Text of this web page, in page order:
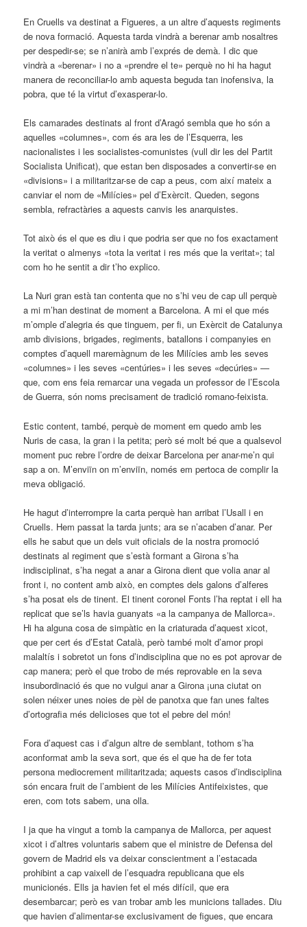
En Cruells va destinat a Figueres, a un altre d’aquests regiments
de nova formació. Aquesta tarda vindrà a berenar amb nosaltres
per despedir-se; se n’anirà amb l’exprés de demà. I dic que
vindrà a «berenar» i no a «prendre el te» perquè no hi ha hagut
manera de reconciliar-lo amb aquesta beguda tan inofensiva, la
pobra, que té la virtut d’exasperar-lo.
Els camarades destinats al front d’Aragó sembla que ho són a
aquelles «columnes», com és ara les de l’Esquer­ra, les
nacionalistes i les socialistes-comunistes (vull dir les del Partit
Socialista Unificat), que estan ben disposades a convertir-se en
«divisions» i a militaritzar-se de cap a peus, com així mateix a
canviar el nom de «Milícies» pel d’Exèrcit. Queden, segons
sembla, refractàries a aquests canvis les anarquistes.
Tot això és el que es diu i que podria ser que no fos exactament
la veritat o almenys «tota la veritat i res més que la veritat»; tal
com ho he sentit a dir t’ho explico.
La Nuri gran està tan contenta que no s’hi veu de cap ull perquè
a mi m’han destinat de moment a Barcelona. A mi el que més
m’omple d’alegria és que tinguem, per fi, un Exèrcit de Catalunya
amb divisions, brigades, regiments, batallons i companyies en
comptes d’aquell maremàgnum de les Milícies amb les seves
«columnes» i les seves «centúries» i les seves «decúries» —
que, com ens feia remarcar una vegada un professor de l’Escola
de Guerra, són noms precisament de tradició romano-feixista.
Estic content, també, perquè de moment em quedo amb les
Nuris de casa, la gran i la petita; però sé molt bé que a qualsevol
moment puc rebre l’ordre de deixar Barcelona per anar-me’n qui
sap a on. M’enviïn on m’enviïn, només em pertoca de complir la
meva obligació.
He hagut d’interrompre la carta perquè han arribat l’Usall i en
Cruells. Hem passat la tarda junts; ara se n’acaben d’anar. Per
ells he sabut que un dels vuit oficials de la nostra promoció
destinats al regiment que s’està formant a Girona s’ha
indisciplinat, s’ha negat a anar a Girona dient que volia anar al
front i, no content amb això, en comptes dels galons d’alferes
s’ha posat els de tinent. El tinent coronel Fonts l’ha reptat i ell ha
replicat que ­se’ls havia guanyats «a la campanya de Mallorca».
Hi ha alguna cosa de simpàtic en la criaturada d’aquest xicot,
que per cert és d’Estat Català, però també molt d’amor propi
malaltís i sobretot un fons d’indisciplina que no es pot aprovar de
cap manera; però el que trobo de més reprovable en la seva
insubordinació és que no vulgui anar a Girona ¡una ciutat on
solen néixer unes noies de pèl de panotxa que fan unes faltes
d’ortografia més delicioses que tot el pebre del món!
Fora d’aquest cas i d’algun altre de semblant, tothom s’ha
aconformat amb la seva sort, que és el que ha de fer tota
persona mediocrement militaritzada; aquests casos d’indisciplina
són encara fruit de l’ambient de les Milícies Antifeixistes, que
eren, com tots sabem, una olla.
I ja que ha vingut a tomb la campanya de Mallorca, per aquest
xicot i d’altres voluntaris sabem que el ministre de Defensa del
govern de Madrid els va deixar conscientment a l’estacada
prohibint a cap vaixell de l’esquadra republicana que els
municionés. Ells ja havien fet el més difícil, que era
desembarcar; però es van trobar amb les municions tallades. Diu
que havien d’alimentar-se exclusivament de figues, que encara